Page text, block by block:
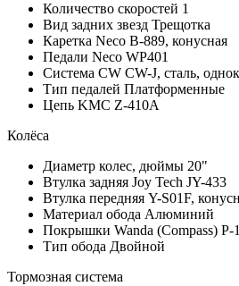
Количество скоростей 1
Вид задних звезд Трещотка
Каретка Neco B-889, конусная
Педали Neco WP401
Система CW CW-J, сталь,
Тип педалей Платформенные
Цепь KMC Z-410A
Колёса
Диаметр колес, дюймы 20"
Втулка задняя Joy Tech JY-433
Втулка передняя Y-S01F,
Материал обода Алюминий
Покрышки Wanda (Compass)
Тип обода Двойной
Тормозная система